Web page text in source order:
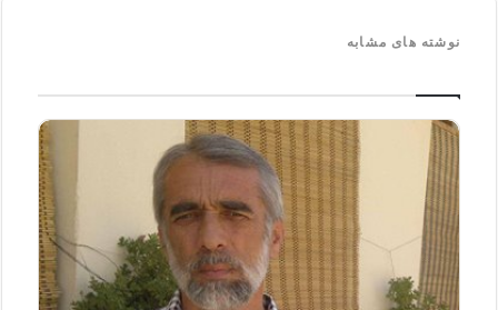
نوشته های مشابه